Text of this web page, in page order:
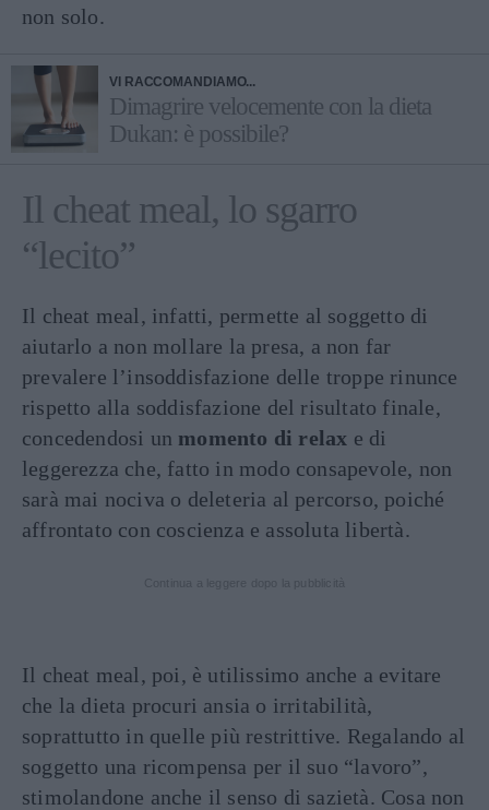
non solo.
VI RACCOMANDIAMO...
Dimagrire velocemente con la dieta
Dukan: è possibile?
Il cheat meal, lo sgarro
“lecito”
Il cheat meal, infatti, permette al soggetto di
aiutarlo a non mollare la presa, a non far
prevalere l’insoddisfazione delle troppe rinunce
rispetto alla soddisfazione del risultato finale,
concedendosi un momento di relax e di
leggerezza che, fatto in modo consapevole, non
sarà mai nociva o deleteria al percorso, poiché
affrontato con coscienza e assoluta libertà.
Il cheat meal, poi, è utilissimo anche a evitare
che la dieta procuri ansia o irritabilità,
soprattutto in quelle più restrittive. Regalando al
soggetto una ricompensa per il suo “lavoro”,
stimolandone anche il senso di sazietà. Cosa non